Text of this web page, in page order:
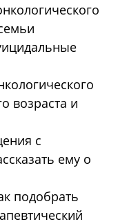
возраста и
с
ему о
подобрать